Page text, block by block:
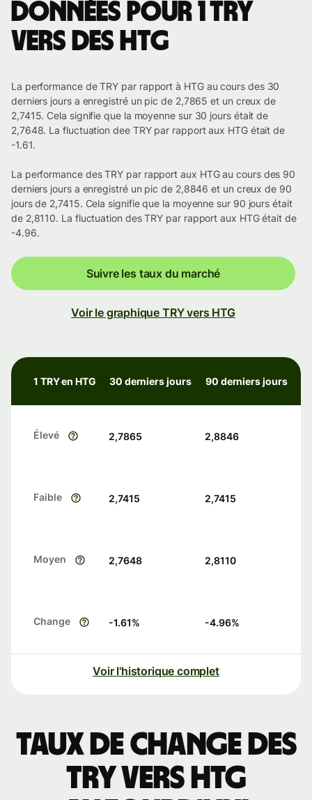
Données pour 1 TRY
vers des HTG
La performance de TRY par rapport à HTG au cours des 30
derniers jours a enregistré un pic de 2,7865 et un creux de
2,7415. Cela signifie que la moyenne sur 30 jours était de
2,7648. La fluctuation dee TRY par rapport aux HTG était de
-1.61.
La performance des TRY par rapport aux HTG au cours des 90
derniers jours a enregistré un pic de 2,8846 et un creux de 90
jours de 2,7415. Cela signifie que la moyenne sur 90 jours était
de 2,8110. La fluctuation des TRY par rapport aux HTG était de
-4.96.
Suivre les taux du marché
Voir le graphique TRY vers HTG
1 TRY en HTG 30 derniers jours 90 derniers jours
Élevé 2,7865 2,8846
Faible 2,7415 2,7415
Moyen 2,7648 2,8110
Change -1.61% -4.96%
Voir l'historique complet
Taux de change des
TRY vers HTG